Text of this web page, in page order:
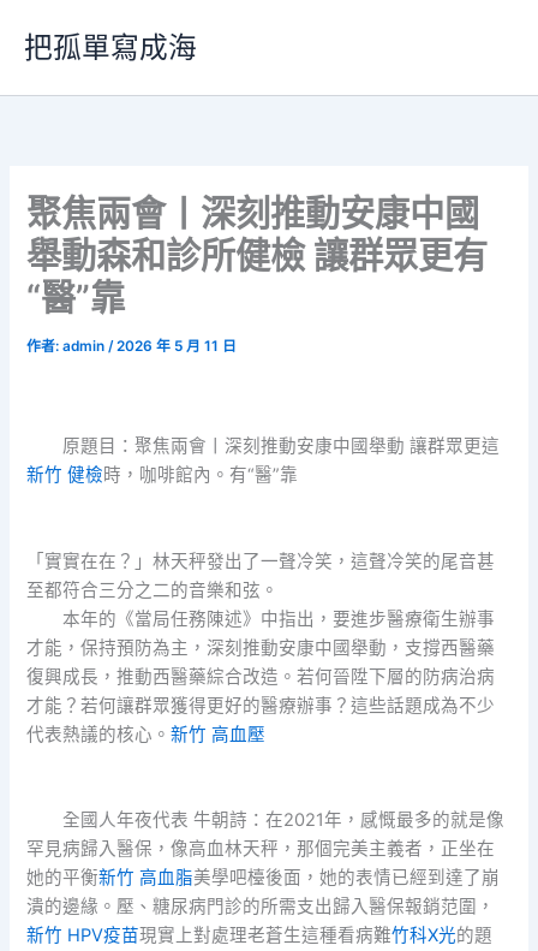
要
把孤單寫成海
聚焦兩會丨深刻推動安康中國
舉動森和診所健檢 讓群眾更有
“醫”靠
作者:admin/2026 年 5 月 11 日
原題目：聚焦兩會丨深刻推動安康中國舉動 讓群眾更這
新竹 健檢時，咖啡館內。有“醫”靠
「實實在在？」林天秤發出了一聲冷笑，這聲冷笑的尾音甚
至都符合三分之二的音樂和弦。
本年的《當局任務陳述》中指出，要進步醫療衛生辦事
才能，保持預防為主，深刻推動安康中國舉動，支撐西醫藥
復興成長，推動西醫藥綜合改造。若何晉陞下層的防病治病
才能？若何讓群眾獲得更好的醫療辦事？這些話題成為不少
代表熱議的核心。新竹 高血壓
全國人年夜代表 牛朝詩：在2021年，感慨最多的就是像
罕見病歸入醫保，像高血林天秤，那個完美主義者，正坐在
她的平衡新竹 高血脂美學吧檯後面，她的表情已經到達了崩
潰的邊緣。壓、糖尿病門診的所需支出歸入醫保報銷范圍，
新竹 HPV疫苗現實上對處理老蒼生這種看病難竹科X光的題